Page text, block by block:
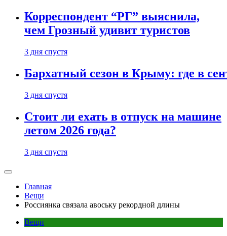
Корреспондент “РГ” выяснила,
чем Грозный удивит туристов
3 дня спустя
Бархатный сезон в Крыму: где в
3 дня спустя
Стоит ли ехать в отпуск на машине
летом 2026 года?
3 дня спустя
Главная
Вещи
Россиянка связала авоську рекордной длины
Вещи